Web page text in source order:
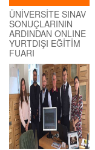
ÜNİVERSİTE SINAV
SONUÇLARININ
ARDINDAN ONLINE
YURTDIŞI EĞİTİM
FUARI